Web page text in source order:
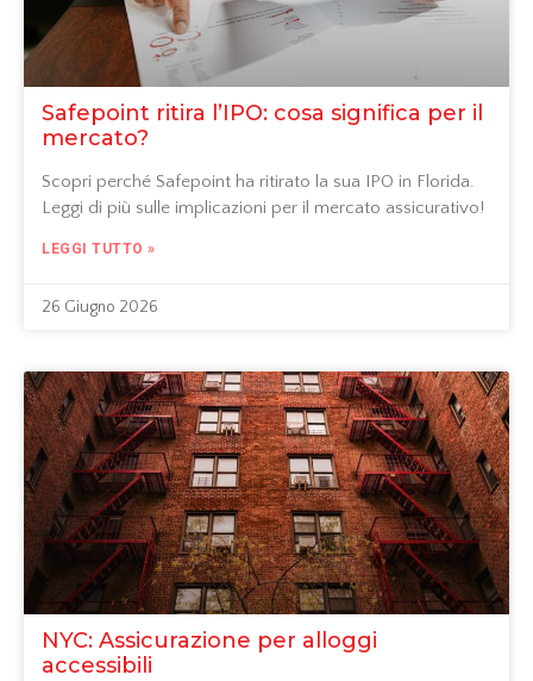
Safepoint ritira l’IPO: cosa significa per il
mercato?
Scopri perché Safepoint ha ritirato la sua IPO in Florida.
Leggi di più sulle implicazioni per il mercato assicurativo!
LEGGI TUTTO »
26 Giugno 2026
NYC: Assicurazione per alloggi
accessibili